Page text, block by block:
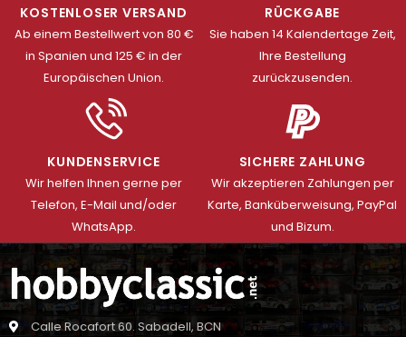
KOSTENLOSER VERSAND
Ab einem Bestellwert von 80 €
in Spanien und 125 € in der
Europäischen Union.
RÜCKGABE
Sie haben 14 Kalendertage Zeit,
Ihre Bestellung
zurückzusenden.
KUNDENSERVICE
Wir helfen Ihnen gerne per
Telefon, E-Mail und/oder
WhatsApp.
SICHERE ZAHLUNG
Wir akzeptieren Zahlungen per
Karte, Banküberweisung, PayPal
und Bizum.
Calle Rocafort 60. Sabadell, BCN